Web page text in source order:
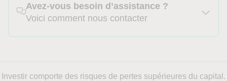
Avez-vous besoin d’assistance ?
Voici comment nous contacter
Investir comporte des risques de pertes supérieures du capital.